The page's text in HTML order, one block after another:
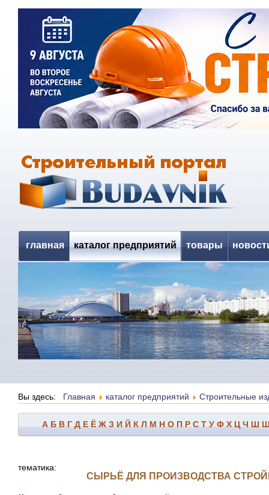
главная каталог предприятий товары
Вы здесь: Главная каталог предприятий Строительные
А Б В Г Д Е Ё Ж З И Й К Л М Н О П Р С Т У Ф Х Ц Ч Ш
тематика:
СЫРЬЁ ДЛЯ ПРОИЗВОДСТВА